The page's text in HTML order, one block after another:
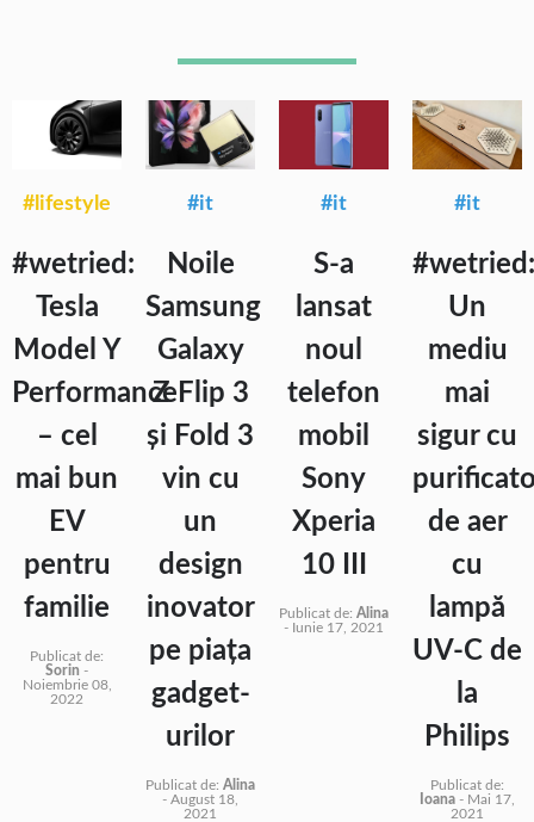
#lifestyle
#wetried:
Tesla
Model Y
Performance
– cel
mai bun
EV
pentru
familie
Publicat de:
Sorin -
Noiembrie 08,
2022
#it
Noile
Samsung
Galaxy
Z Flip 3
și Fold 3
vin cu
un
design
inovator
pe piața
gadget-
urilor
Publicat de: Alina
- August 18,
2021
#it
S-a
lansat
noul
telefon
mobil
Sony
Xperia
10 III
Publicat de: Alina
- Iunie 17, 2021
#it
#wetried:
Un
mediu
mai
sigur cu
de aer
cu
lampă
UV-C de
la
Philips
Publicat de:
Ioana - Mai 17,
2021